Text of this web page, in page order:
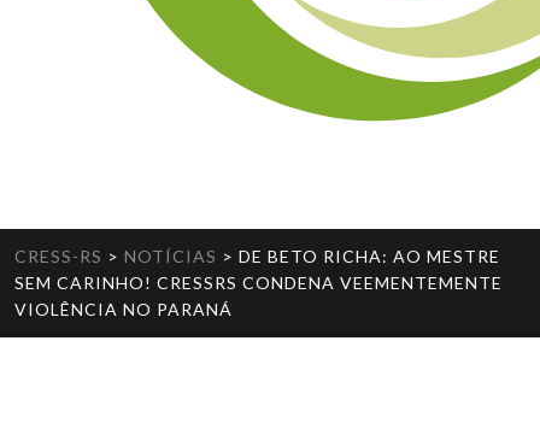
CRESS-RS > NOTÍCIAS > DE BETO RICHA: AO MESTRE
SEM CARINHO! CRESSRS CONDENA VEEMENTEMENTE
VIOLÊNCIA NO PARANÁ